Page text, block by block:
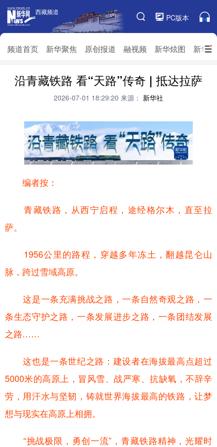
西藏频道
PC版本
频道首页 新华聚焦 原创报道 融视频 新华炫图 新华
西藏频道
频道栏目
频道首页 新华聚焦 原创报道
融视频
新华访谈 新华云直播
推广信息
沿青藏铁路 看“天路”传奇 | 抵达拉萨
2026-07-01 18:29:20 来源： 新华社
编者按：
青藏铁路，从西宁启程，途经格尔木，直至拉
萨。
1956公里的路程，穿越多年冻土，翻越昆仑山
脉，跨过雪域高原。
这是一条充满挑战之路，一条自然奇观之路，一
条生态守护之路，一条发展进步之路，一条团结发展
之路……
这也是一条世纪之路：建设者在海拔最高点超过
5000米的高原上，冒风雪、战严寒、抗缺氧，不辞辛
劳，用汗水与坚韧，铸就世界海拔最高的铁路，让梦
想与现实在高原上相拥。
“挑战极限，勇创一流”，青藏铁路精神，光耀时